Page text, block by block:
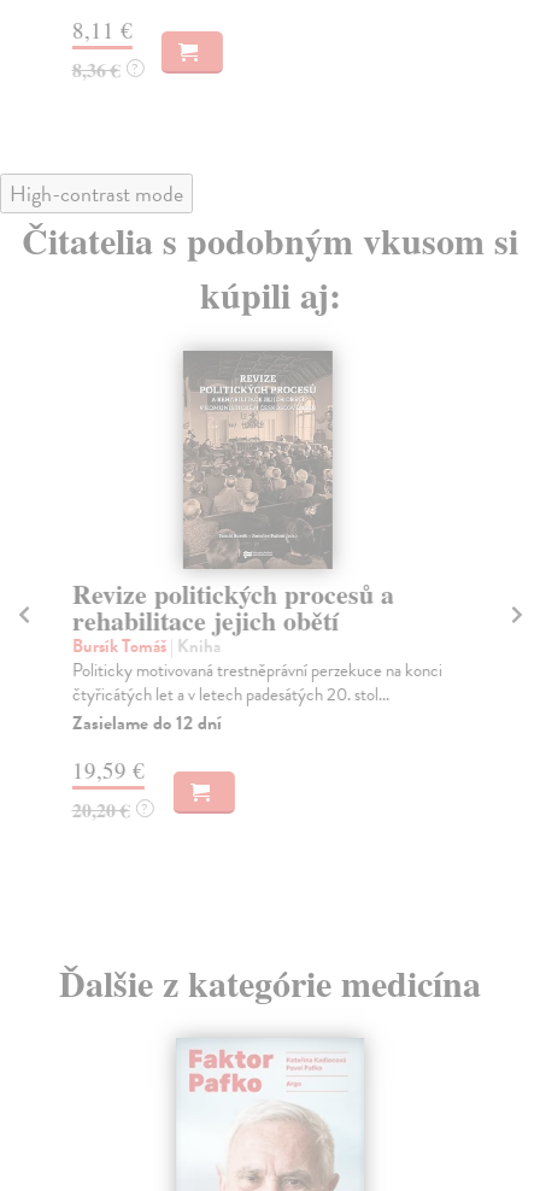
8,11 €
8,36 € ?
High-contrast mode
Čitatelia s podobným vkusom si
kúpili aj:
Revize politických procesů a
rehabilitace jejich obětí
Bursík Tomáš| Kniha
Politicky motivovaná trestněprávní perzekuce na konci
čtyřicátých let a v letech padesátých 20. stol...
Zasielame do 12 dní
19,59 €
20,20 € ?
Ďalšie z kategórie medicína